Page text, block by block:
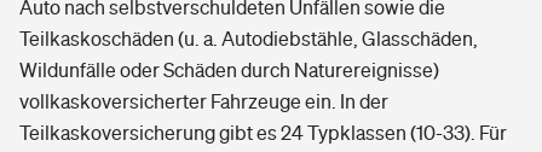
Auto nach selbstverschuldeten Unfällen sowie die
Teilkaskoschäden (u. a. Autodiebstähle, Glasschäden,
Wildunfälle oder Schäden durch Naturereignisse)
vollkaskoversicherter Fahrzeuge ein. In der
Teilkaskoversicherung gibt es 24 Typklassen (10-33). Für